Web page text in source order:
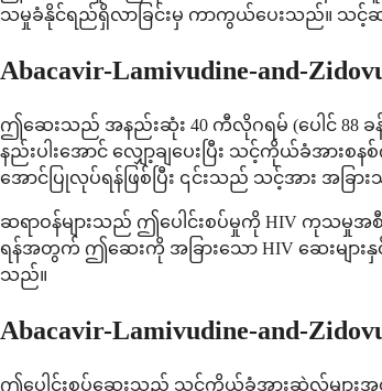
သမှုခံနိုင်ရည်ရှိလာခြင်းမှ ကာကွယ်ပေးသည်။ သင့်ဆ
Abacavir-Lamivudine-and-
ဤဆေးသည် အနည်းဆုံး 40 ကီလိုဂရမ် (ပေါင် 88
နည်းပါးအောင် လျှော့ချပေးပြီး သင့်ကိုယ်ခံအ
အောင်ပြုလုပ်ရန်ဖြစ်ပြီး ၎င်းသည် သင့်အား အခြ
ဆရာဝန်များသည် ဤပေါင်းစပ်မှုကို HIV ကုသ
ရန်အတွက် ဤဆေးကို အခြားသော HIV ဆေးများ
သည်။
Abacavir-Lamivudine-
ဤပေါင်းစပ်ဆေးသည် သင့်ကိုယ်ခံအားဆဲလ်များအတွင်